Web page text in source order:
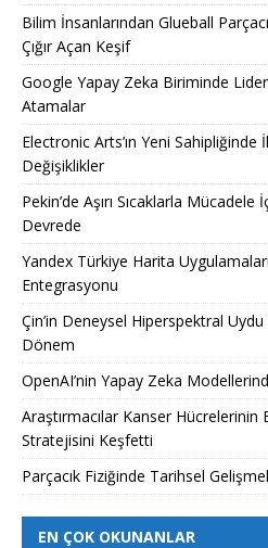
Bilim İnsanlarından Glueball
Çığır Açan Keşif
Google Yapay Zeka Biriminde
Atamalar
Electronic Arts’ın Yeni Sahipliğinde
Değişiklikler
Pekin’de Aşırı Sıcaklarla
Devrede
Yandex Türkiye Harita
Entegrasyonu
Çin’in Deneysel Hiperspektral Uydu
Dönem
OpenAI’nin Yapay Zeka
Araştırmacılar Kanser Hücrelerinin
Stratejisini Keşfetti
Parçacık Fiziğinde Tarihsel
EN ÇOK OKUNANLAR